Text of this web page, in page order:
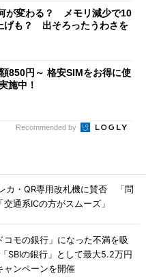
が変わる？ メモリ減少で10
げも？ 出そろったうわさを
850円～ 格安SIMをお得に使
施中！
Recommended by
カ・QR専用改札機に賛否 「問
通系ICの方がスムーズ」
コモの銀行」になった不満を吸
SBIの銀行」として最大5.2万円
ャンペーンを開催